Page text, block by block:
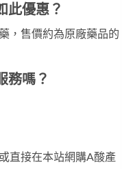
此優惠？
，售價約為原廠藥品的
務嗎？
直接在本站網購A酸產